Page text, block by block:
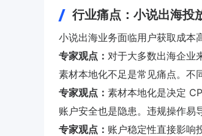
行业痛点：小说出海投
小说出海业务面临用户获取成本
专家观点： 对于大多数出海企业
素材本地化不足是常见痛点。不
专家观点： 素材本地化是决定
账户安全也是隐患。违规操作易
专家观点： 账户稳定性直接影响